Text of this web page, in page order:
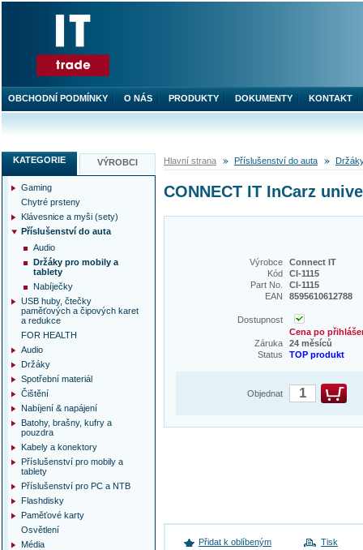
Hlavní strana Příslušenství do auta
CONNECT IT InCarz
Výrobce
Connect IT
Kód
CI-1115
Part No.
CI-1115
EAN
8595610612788
Dostupnost
Cena po
Záruka
24 měsíců
Status
TOP produkt
Objednat
Přidat k oblíbeným Tisk
KATEGORIE VÝROBCI
Gaming
Chytré prsteny
Klávesnice a myši (sety)
Příslušenství do auta
Audio
Držáky pro mobily a
tablety
Nabíječky
USB huby, čtečky
paměťových a čipových karet
a redukce
FOR HEALTH
Audio
Držáky
Spotřební materiál
Čištění
Nabíjení & napájení
Batohy, brašny, kufry a
pouzdra
Kabely a konektory
Příslušenství pro mobily a
tablety
Příslušenství pro PC a NTB
Flashdisky
Paměťové karty
Osvětlení
Média
OBCHODNÍ PODMÍNKY O NÁS PRODUKTY DOKUMENTY KONTAKT